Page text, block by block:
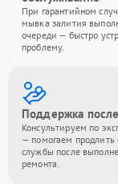
При гарантийном
мывка залития
очереди — быстро
проблему.
Поддержка после
Консультируем по
— помогаем продлить
службы после
ремонта.